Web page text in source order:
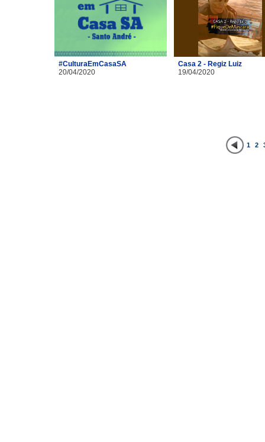
#CulturaEmCasaSA
20/04/2020
Casa 2 - Regiz Luiz
19/04/2020
1 2